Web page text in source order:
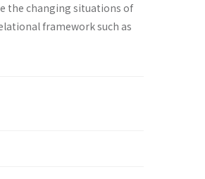
the changing situations of
framework such as